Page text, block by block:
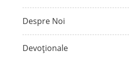
Despre Noi
Devoționale